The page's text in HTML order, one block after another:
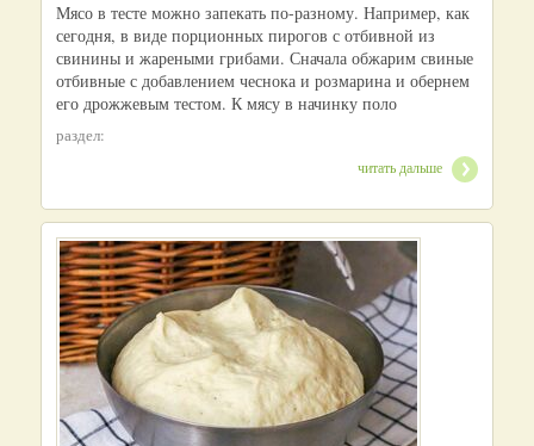
Мясо в тесте можно запекать по-разному. Например, как
сегодня, в виде порционных пирогов с отбивной из
свинины и жареными грибами. Сначала обжарим свиные
отбивные с добавлением чеснока и розмарина и обернем
его дрожжевым тестом. К мясу в начинку поло
раздел:
читать дальше